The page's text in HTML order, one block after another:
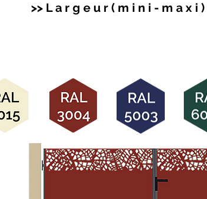
>> L a r g e u r ( m i n i - m a x i )